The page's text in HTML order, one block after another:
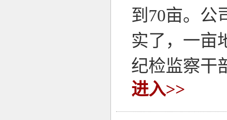
到70亩。公
实了，一亩
纪检监察干
进入>>